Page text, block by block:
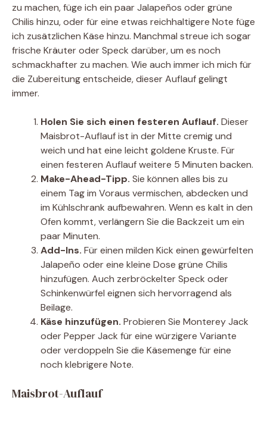
zu machen, füge ich ein paar Jalapeños oder grüne
Chilis hinzu, oder für eine etwas reichhaltigere Note füge
ich zusätzlichen Käse hinzu. Manchmal streue ich sogar
frische Kräuter oder Speck darüber, um es noch
schmackhafter zu machen. Wie auch immer ich mich für
die Zubereitung entscheide, dieser Auflauf gelingt
immer.
Holen Sie sich einen festeren Auflauf. Dieser
Maisbrot-Auflauf ist in der Mitte cremig und
weich und hat eine leicht goldene Kruste. Für
einen festeren Auflauf weitere 5 Minuten backen.
Make-Ahead-Tipp. Sie können alles bis zu
einem Tag im Voraus vermischen, abdecken und
im Kühlschrank aufbewahren. Wenn es kalt in den
Ofen kommt, verlängern Sie die Backzeit um ein
paar Minuten.
Add-Ins. Für einen milden Kick einen gewürfelten
Jalapeño oder eine kleine Dose grüne Chilis
hinzufügen. Auch zerbröckelter Speck oder
Schinkenwürfel eignen sich hervorragend als
Beilage.
Käse hinzufügen. Probieren Sie Monterey Jack
oder Pepper Jack für eine würzigere Variante
oder verdoppeln Sie die Käsemenge für eine
noch klebrigere Note.
Maisbrot-Auflauf